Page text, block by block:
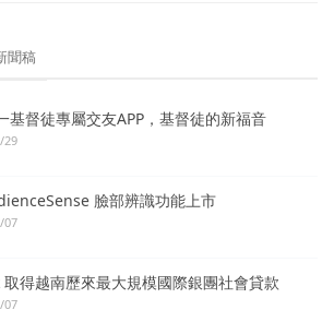
聞稿
基督徒專屬交友APP，基督徒的新福音
29
臉部辨識功能上市
07
得越南歷來最大規模國際銀團社會貸款
07